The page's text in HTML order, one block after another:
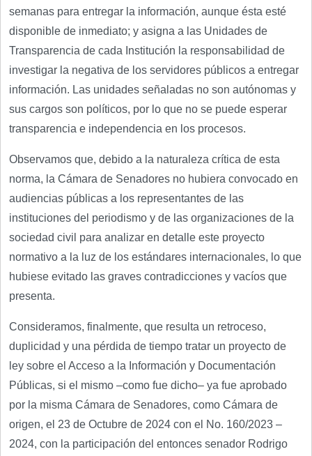
semanas para entregar la información, aunque ésta esté
disponible de inmediato; y asigna a las Unidades de
Transparencia de cada Institución la responsabilidad de
investigar la negativa de los servidores públicos a entregar
información. Las unidades señaladas no son autónomas y
sus cargos son políticos, por lo que no se puede esperar
transparencia e independencia en los procesos.
Observamos que, debido a la naturaleza crítica de esta
norma, la Cámara de Senadores no hubiera convocado en
audiencias públicas a los representantes de las
instituciones del periodismo y de las organizaciones de la
sociedad civil para analizar en detalle este proyecto
normativo a la luz de los estándares internacionales, lo que
hubiese evitado las graves contradicciones y vacíos que
presenta.
Consideramos, finalmente, que resulta un retroceso,
duplicidad y una pérdida de tiempo tratar un proyecto de
ley sobre el Acceso a la Información y Documentación
Públicas, si el mismo –como fue dicho– ya fue aprobado
por la misma Cámara de Senadores, como Cámara de
origen, el 23 de Octubre de 2024 con el No. 160/2023 –
2024, con la participación del entonces senador Rodrigo